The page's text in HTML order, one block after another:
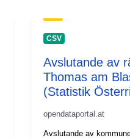
CSV
Avslutande av
Thomas am
(Statistik
opendataportal.at
Avslutande av